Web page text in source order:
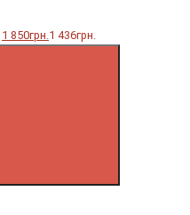
1 850грн.1 436грн.